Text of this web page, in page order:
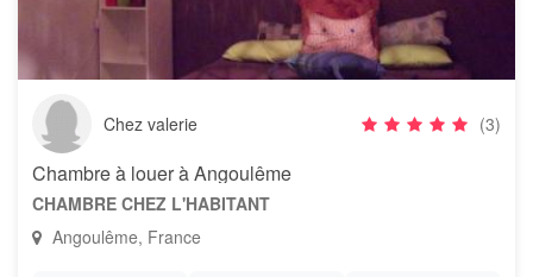
Chez valerie (3)
Chambre à louer à Angoulême
CHAMBRE CHEZ L'HABITANT
Angoulême, France